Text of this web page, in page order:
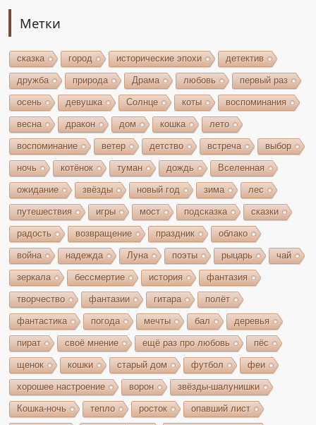
Метки
сказка город исторические эпохи детектив
дружба природа Драма любовь первый раз
осень девушка Солнце коты воспоминания
весна дракон дом кошка лето
воспоминание ветер детство встреча выбор
ночь котёнок туман дождь Вселенная
ожидание звёзды новый год зима лес
путешествия игры мост подсказка сказки
радость возвращение праздник облако
война надежда Луна поэты рыцарь чай
зеркала бессмертие история фантазия
творчество фантазии гитара полёт
фантастика погода мечты бал деревья
пират своё мнение ещё раз про любовь пёс
щенок кошки старый дом футбол феи
хорошее настроение ворон звёзды-шалунишки
Кошка-ночь тепло росток опавший лист